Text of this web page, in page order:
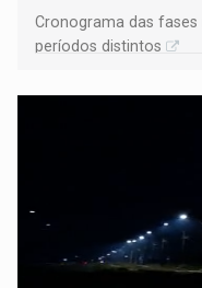
Cronograma das
períodos distintos